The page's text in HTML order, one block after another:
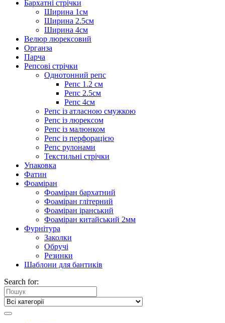
Бархатні стрічки
Ширина 1см
Ширина 2.5см
Ширина 4см
Велюр люрексовий
Органза
Парча
Репсові стрічки
Однотонний репс
Репс 1.2 см
Репс 2.5см
Репс 4см
Репс із атласною смужкою
Репс із люрексом
Репс із малюнком
Репс із перфорацією
Репс рулонами
Текстильні стрічки
Упаковка
Фатин
Фоаміран
Фоаміран бархатний
Фоаміран глітерний
Фоаміран іранський
Фоаміран китайський 2мм
Фурнітура
Заколки
Обручі
Резинки
Шаблони для бантиків
Search for: